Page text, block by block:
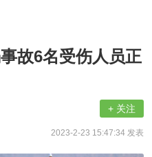
故6名受伤人员正
+ 关注
2023-2-23 15:47:34 发表